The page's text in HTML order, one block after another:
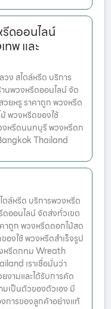
ดออนไลน์
ทพ และ
ง สไตล์หรีด บริการ
นพวงหรีดออนไลน์ จัด
ยหรู ราคาถูก พวงหรีด
พวงหรีดของใช้
งหรีดนนทบุรี พวงหรีดก
Thailand
ล์หรีด บริการพวงหรีด
ออนไลน์ จัดส่งทั่วเขต
าถูก พวงหรีดดอกไม้สด
งใช้ พวงหรีดสำเร็จรูป
หรีดกทม Wreath
เราเชื่อมั่นว่า
งามและได้รับการคัด
เป็นตัวของตัวเอง มี
การของลูกค้าอย่างแท้